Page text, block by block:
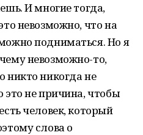
И многие тогда,
невозможно, что на
подниматься. Но я
невозможно-то,
никто никогда не
не причина, чтобы
человек, который
слова о